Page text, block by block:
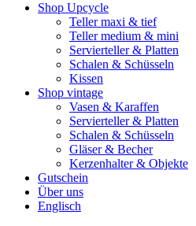
Shop Upcycle
Teller maxi & tief
Teller medium & mini
Servierteller & Platten
Schalen & Schüsseln
Kissen
Shop vintage
Vasen & Karaffen
Servierteller & Platten
Schalen & Schüsseln
Gläser & Becher
Kerzenhalter & Objekte
Gutschein
Über uns
Englisch